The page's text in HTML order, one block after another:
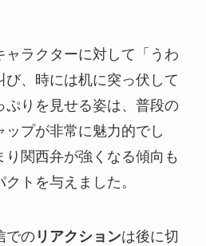
ャラクターに対して「うわ
び、時には机に突っ伏して
ぷりを見せる姿は、普段の
ップが非常に魅力的でし
関西弁が強くなる傾向も
トを与えました。
でのリアクションは後に切